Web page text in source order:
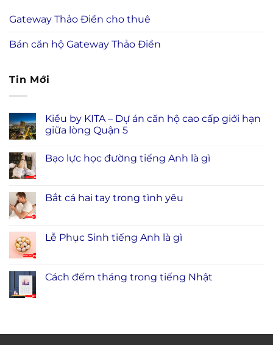
Gateway Thảo Điền cho thuê
Bán căn hộ Gateway Thảo Điền
Tin Mới
Kiều by KITA – Dự án căn hộ cao cấp giới hạn
giữa lòng Quận 5
Bạo lực học đường tiếng Anh là gì
Bắt cá hai tay trong tình yêu
Lễ Phục Sinh tiếng Anh là gì
Cách đếm tháng trong tiếng Nhật